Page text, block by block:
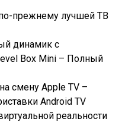
прежнему лучшей ТВ
динамик с
Box Mini – Полный
смену Apple TV –
Android TV
реальности